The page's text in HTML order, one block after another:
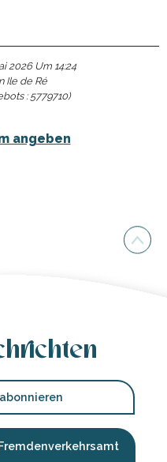
2026 Um 14:24
Ile de Ré
:5779710)
angeben